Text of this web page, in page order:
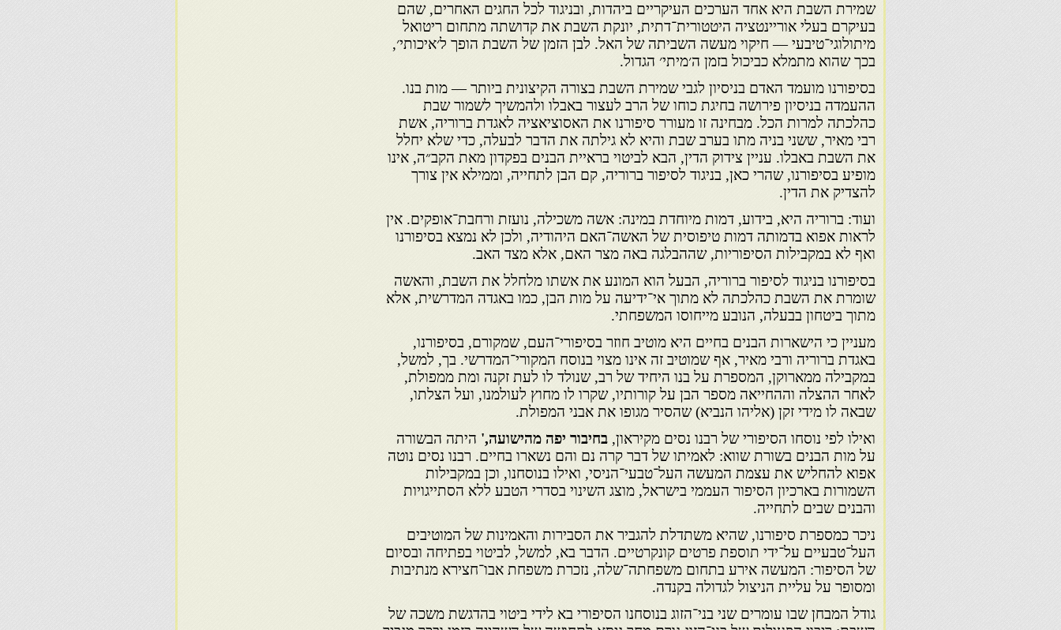
שמירת השבת היא אחד הערכים העיקריים ביהדות, ובניגוד לכל החגים האחרים, שהם
בעיקרם בעלי אוריינטציה היטטורית־דתית, יונקת השבת את קדושתה מתחום ריטואל
מיתולוגי־טיבעי — חיקוי מעשה השביתה של האל. לבן הזמן של השבת הופך ל׳איכותי׳,
בכך שהוא מתמלא כביכול בזמן ה׳מיתי׳ הגדול.
בסיפורנו מועמד האדם בניסיון לגבי שמירת השבת בצורה הקיצונית ביותר — מות בנו.
ההעמדה בניסיון פירושה בחיגת כוחו של הרב לעצור באבלו ולהמשיך לשמור שבת
כהלכתה למרות הכל. מבחינה זו מעורר סיפורנו את האסוציאציה לאגדת ברוריה, אשת
רבי מאיר, ששני בניה מתו בערב שבת והיא לא גילתה את הדבר לבעלה, כדי שלא יחלל
את השבת באבלו. עניין צידוק הדין, הבא לביטוי בראיית הבנים בפקדון מאת הקב״ה, אינו
מופיע בסיפורנו, שהרי כאן, בניגוד לסיפור ברוריה, קם הבן לתחייה, וממילא אין צורך
להצדיק את הדין.
ועוד: ברוריה היא, בידוע, דמות מיוחדת במינה: אשה משכילה, נועזת ורחבת־אופקים. אין
לראות אפוא בדמותה דמות טיפוסית של האשה־האם היהודיה, ולכן לא נמצא בסיפורנו
ואף לא במקבילות הסיפוריות, שההבלגה באה מצר האם, אלא מצד האב.
בסיפורנו בניגוד לסיפור ברוריה, הבעל הוא המונע את אשתו מלחלל את השבת, והאשה
שומרת את השבת כהלכתה לא מתוך אי־ידיעה על מות הבן, כמו באגדה המדרשית, אלא
מתוך ביטחון בבעלה, הנובע מייחוסו המשפחתי.
מעניין כי הישארות הבנים בחיים היא מוטיב חוזר בסיפורי־העם, שמקורם, בסיפורנו,
באגדת ברוריה ורבי מאיר, אף שמוטיב זה אינו מצוי בנוסח המקורי־המדרשי. בך, למשל,
במקבילה ממארוקן, המספרת על בנו היחיד של רב, שנולד לו לעת זקנה ומת ממפולת,
לאחר ההצלה וההחייאה מספר הבן על קורותיו, שקרו לו מחוץ לעולמנו, ועל הצלתו,
שבאה לו מידי זקן (אליהו הנביא) שהסיר מגופו את אבני המפולת.
ואילו לפי נוסחו הסיפורי של רבנו נסים מקיראון, בחיבור יפה מהישועה,' היתה הבשורה
על מות הבנים בשורת שווא: לאמיתו של דבר קרה נם והם נשארו בחיים. רבנו נסים נוטה
אפוא להחליש את עצמת המעשה העל־טבעי־הניסי, ואילו בנוסחנו, וכן במקבילות
השמורות בארכיון הסיפור העממי בישראל, מוצג השינוי בסדרי הטבע ללא הסתייגויות
והבנים שבים לתחייה.
ניכר כמספרת סיפורנו, שהיא משתדלת להגביר את הסבירות והאמינות של המוטיבים
העל־טבעיים על־ידי תוספת פרטים קונקרטיים. הדבר בא, למשל, לביטוי בפתיחה ובסיום
של הסיפור: המעשה אירע בתחום משפחתה־שלה, נזכרת משפחת אבו־חצירא מנתיבות
ומסופר על עליית הניצול לגדולה בקנדה.
גודל המבחן שבו עומרים שני בני־הזוג בנוסחנו הסיפורי בא לידי ביטוי בהדגשת משכה של